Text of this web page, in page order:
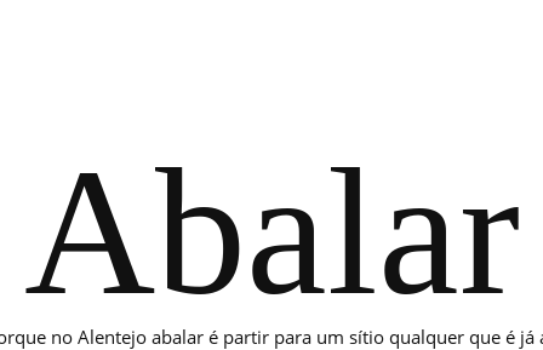
Abalar
no Alentejo abalar é partir para um sítio qualquer que é já